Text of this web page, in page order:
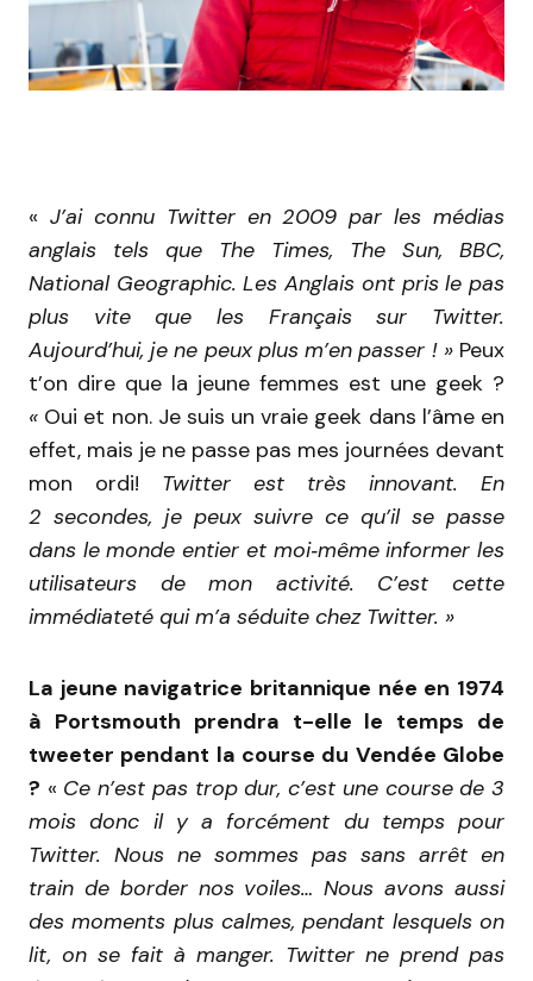
« J’ai connu Twitter en 2009 par les médias
anglais tels que The Times, The Sun, BBC,
National Geographic. Les Anglais ont pris le pas
plus vite que les Français sur Twitter.
Aujourd’hui, je ne peux plus m’en passer ! » Peux
t’on dire que la jeune femmes est une geek ?
« Oui et non. Je suis un vraie geek dans l’âme en
effet, mais je ne passe pas mes journées devant
mon ordi! Twitter est très innovant. En
2 secondes, je peux suivre ce qu’il se passe
dans le monde entier et moi‐même informer les
utilisateurs de mon activité. C’est cette
immédiateté qui m’a séduite chez Twitter. »
La jeune navigatrice britannique née en 1974
à Portsmouth prendra t-elle le temps de
tweeter pendant la course du Vendée Globe
? « Ce n’est pas trop dur, c’est une course de 3
mois donc il y a forcément du temps pour
Twitter. Nous ne sommes pas sans arrêt en
train de border nos voiles… Nous avons aussi
des moments plus calmes, pendant lesquels on
lit, on se fait à manger. Twitter ne prend pas